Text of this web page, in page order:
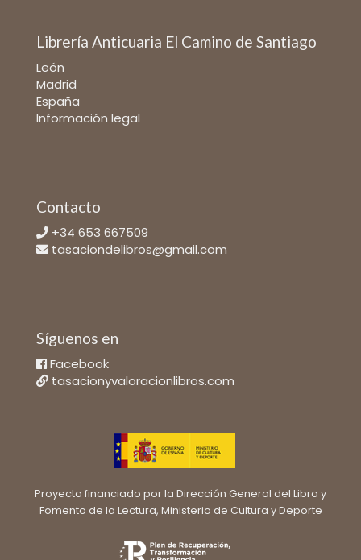
Librería Anticuaria El Camino de Santiago
León
Madrid
España
Información legal
Contacto
+34 653 667509
tasaciondelibros@gmail.com
Síguenos en
Facebook
tasacionyvaloracionlibros.com
Proyecto financiado por la Dirección General del Libro y
Fomento de la Lectura, Ministerio de Cultura y Deporte